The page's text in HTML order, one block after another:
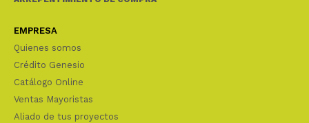
EMPRESA
Quienes somos
Crédito Genesio
Catálogo Online
Ventas Mayoristas
Aliado de tus proyectos